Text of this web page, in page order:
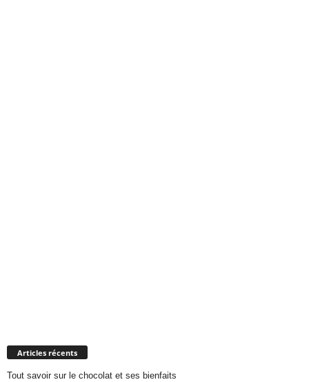
Articles récents
Tout savoir sur le chocolat et ses bienfaits